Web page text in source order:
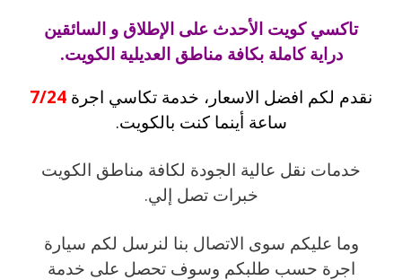
تاكسي كويت الأحدث على الإطلاق و السائقين
دراية كاملة بكافة مناطق العديلية الكويت.
نقدم لكم افضل الاسعار، خدمة تكاسي اجرة 7/24
ساعة أينما كنت بالكويت.
خدمات نقل عالية الجودة لكافة مناطق الكويت
خبرات تصل إلي.
وما عليكم سوى الاتصال بنا لنرسل لكم سيارة
اجرة حسب طلبكم وسوف تحصل على خدمة